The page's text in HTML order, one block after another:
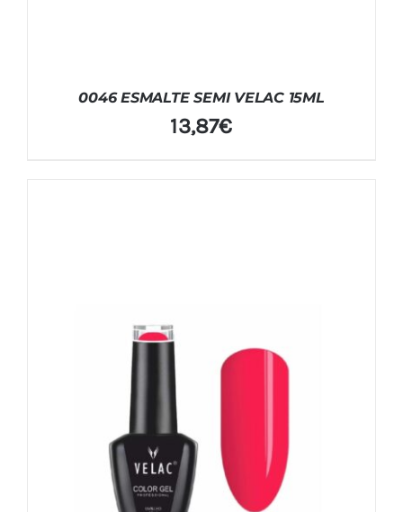
0046 ESMALTE SEMI VELAC 15ML
13,87€